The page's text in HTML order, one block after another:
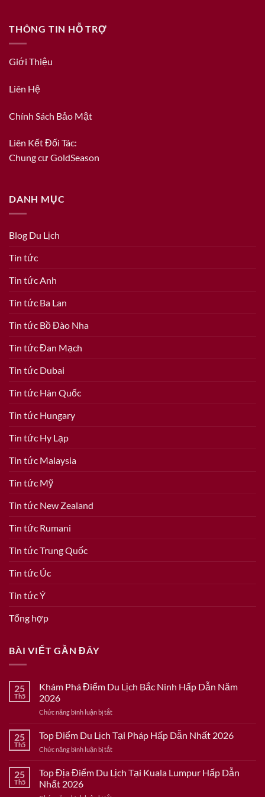
THÔNG TIN HỖ TRỢ
Giới Thiệu
Liên Hệ
Chính Sách Bảo Mật
Liên Kết Đối Tác:
Chung cư GoldSeason
DANH MỤC
Blog Du Lịch
Tin tức
Tin tức Anh
Tin tức Ba Lan
Tin tức Bồ Đào Nha
Tin tức Đan Mạch
Tin tức Dubai
Tin tức Hàn Quốc
Tin tức Hungary
Tin tức Hy Lạp
Tin tức Malaysia
Tin tức Mỹ
Tin tức New Zealand
Tin tức Rumani
Tin tức Trung Quốc
Tin tức Úc
Tin tức Ý
Tổng hợp
BÀI VIẾT GẦN ĐÂY
25
Th5
Khám Phá Điểm Du Lịch Bắc Ninh Hấp Dẫn Năm
2026
Chức năng bình luận bị tắtở
Phá
Điểm
Du
Bắc
25
Th5
Top Điểm Du Lịch Tại Pháp Hấp Dẫn Nhất 2026
Chức năng bình luận bị tắtở
Điểm
Du
25
Th5
Top Địa Điểm Du Lịch Tại Kuala Lumpur Hấp Dẫn
Nhất 2026